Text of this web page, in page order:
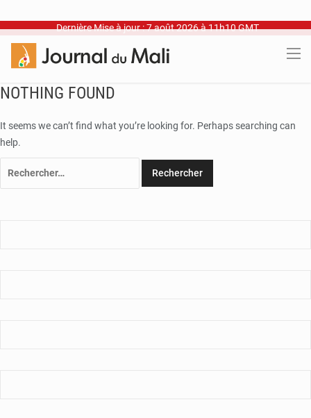
Dernière Mise à jour : 7 août 2026 à 11h10 GMT
NOTHING FOUND
It seems we can’t find what you’re looking for. Perhaps searching can
help.